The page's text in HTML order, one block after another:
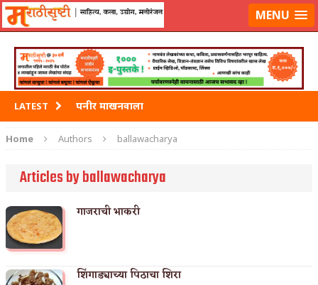
मराठीसृष्टीवर लॉग-इन करा MENU
LATEST पनीर माखनवाला
पावभाजी
Home Authors ballawacharya
Articles by ballawacharya
गाजराची भाकरी
शिंगाड्याच्या पिठाचा शिरा